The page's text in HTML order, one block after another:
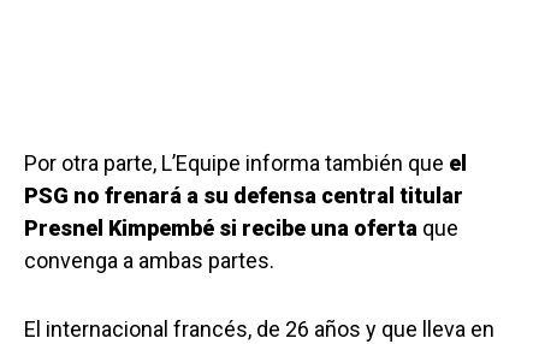
Por otra parte, L’Equipe informa también que el
PSG no frenará a su defensa central titular
Presnel Kimpembé si recibe una oferta que
convenga a ambas partes.
El internacional francés, de 26 años y que lleva en